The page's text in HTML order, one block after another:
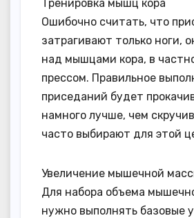
Тренировка мышц кора
Ошибочно считать, что
затрагивают только ноги,
над мышцами кора, в
прессом. Правильное
приседаний будет
намного лучше, чем
часто выбирают для этой
Увеличение мышечной
Для набора объема
нужно выполнять базовые